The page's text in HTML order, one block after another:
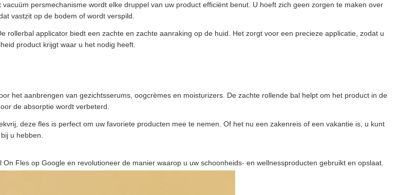
vacuüm persmechanisme wordt elke druppel van uw product efficiënt benut. U hoeft zich geen zorgen te maken over
vastzit op de bodem of wordt verspild.
rollerbal applicator biedt een zachte en zachte aanraking op de huid. Het zorgt voor een precieze applicatie, zodat u
product krijgt waar u het nodig heeft.
het aanbrengen van gezichtsserums, oogcrèmes en moisturizers. De zachte rollende bal helpt om het product in de
de absorptie wordt verbeterd.
deze fles is perfect om uw favoriete producten mee te nemen. Of het nu een zakenreis of een vakantie is, u kunt
u hebben.
On Fles op Google en revolutioneer de manier waarop u uw schoonheids- en wellnessproducten gebruikt en opslaat.